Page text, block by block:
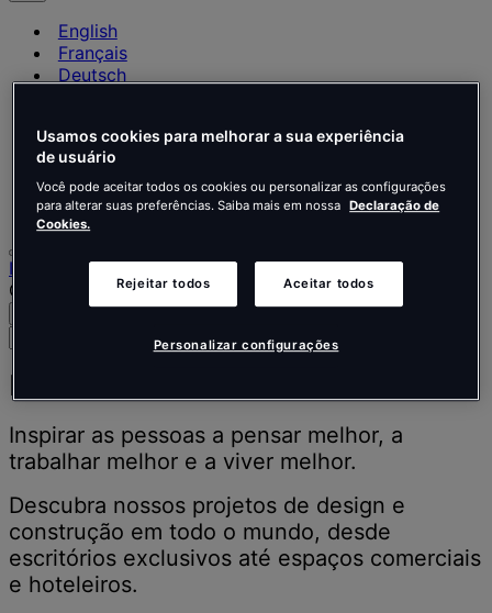
English
Français
Deutsch
Italiano
Português
Português
Polski
Início
O nosso trabalho
lugares,
notícias
e
insights
Nosso trabalho
Inspirar as pessoas a pensar melhor, a
trabalhar melhor e a viver melhor.
Descubra nossos projetos de design e
construção em todo o mundo, desde
escritórios exclusivos até espaços comerciais
e hoteleiros.
Usamos cookies para melhorar a sua experiência
de usuário
Você pode aceitar todos os cookies ou personalizar as configurações
para alterar suas preferências. Saiba mais em nossa Declaração de
Cookies.
Rejeitar todos Aceitar todos
Personalizar configurações